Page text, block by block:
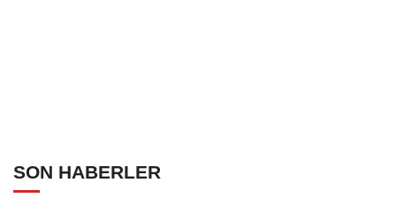
SON HABERLER